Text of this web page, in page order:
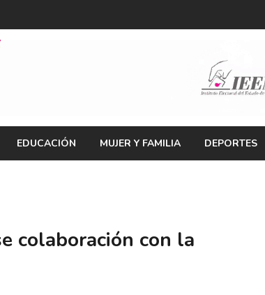
EDUCACIÓN MUJER Y FAMILIA DEPORTES
colaboración con la